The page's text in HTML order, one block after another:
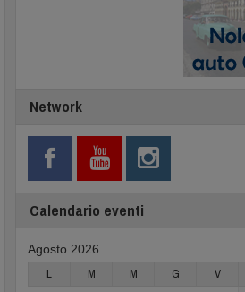
Network
Calendario eventi
Agosto 2026
L M M G V